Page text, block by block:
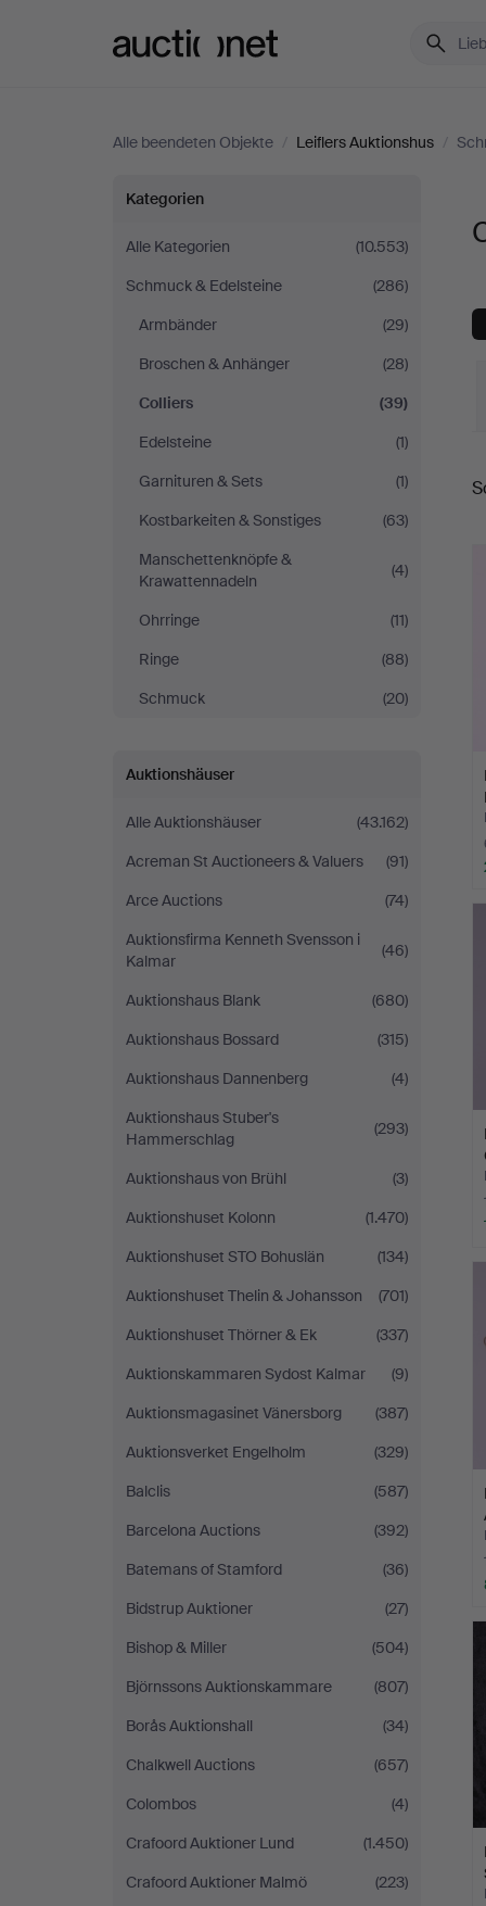
Alle beendeten Objekte / Leiflers Auktionshus /
Colliers
bei
Leiflers
Auktionshus
Kategorien
Alle Kategorien
(10.553)
Schmuck & Edelsteine
(286)
Armbänder
(29)
Broschen & Anhänger
(28)
Colliers
(39)
Edelsteine
(1)
Garnituren & Sets
(1)
Kostbarkeiten & Sonstiges
(63)
Manschettenknöpfe &
Krawattennadeln
(4)
Ohrringe
(11)
Ringe
(88)
Schmuck
(20)
Auktionshäuser
Alle Auktionshäuser
(43.162)
Acreman St Auctioneers & Valuers
(91)
Arce Auctions
(74)
Auktionsfirma Kenneth Svensson i
Kalmar
(46)
Auktionshaus Blank
(680)
Auktionshaus Bossard
(315)
Auktionshaus Dannenberg
(4)
Auktionshaus Stuber's
Hammerschlag
(293)
Auktionshaus von Brühl
(3)
Auktionshuset Kolonn
(1.470)
Auktionshuset STO Bohuslän
(134)
Auktionshuset Thelin & Johansson
(701)
Auktionshuset Thörner & Ek
(337)
Auktionskammaren Sydost Kalmar
(9)
Auktionsmagasinet Vänersborg
(387)
Auktionsverket Engelholm
(329)
Balclis
(587)
Barcelona Auctions
(392)
Batemans of Stamford
(36)
Bidstrup Auktioner
(27)
Bishop & Miller
(504)
Björnssons Auktionskammare
(807)
Borås Auktionshall
(34)
Chalkwell Auctions
(657)
Colombos
(4)
Crafoord Auktioner Lund
(1.450)
Crafoord Auktioner Malmö
(223)